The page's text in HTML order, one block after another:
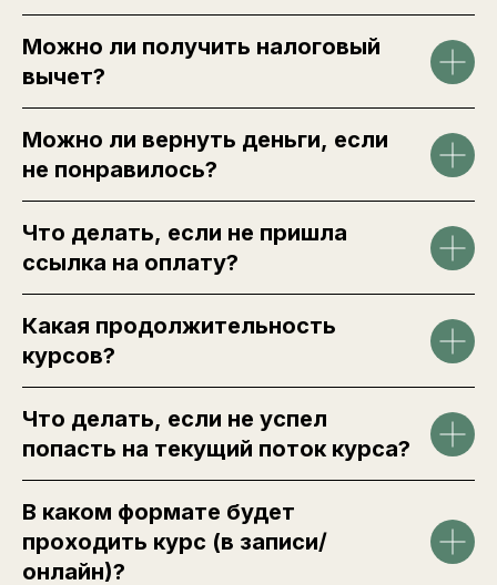
Можно ли получить налоговый
вычет?
Можно ли вернуть деньги, если
не понравилось?
Что делать, если не пришла
ссылка на оплату?
Какая продолжительность
курсов?
Что делать, если не успел
попасть на текущий поток курса?
В каком формате будет
проходить курс (в записи/
онлайн)?